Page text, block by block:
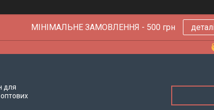
МІНІМАЛЬНЕ ЗАМОВЛЕННЯ - 500 грн деталі
для